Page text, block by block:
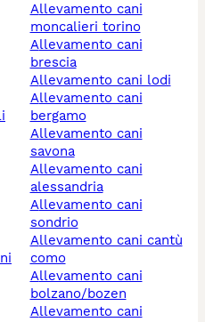
allevamento cani
moncalieri torino
allevamento cani
brescia
allevamento cani lodi
allevamento cani
bergamo
allevamento cani
savona
allevamento cani
alessandria
allevamento cani
sondrio
allevamento cani cantù
como
allevamento cani
bolzano/bozen
allevamento cani